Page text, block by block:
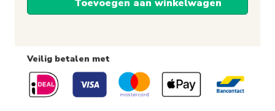
korting
(Rechthoek/Rood)
aantal
Toevoegen aan winkelwagen
Veilig betalen met